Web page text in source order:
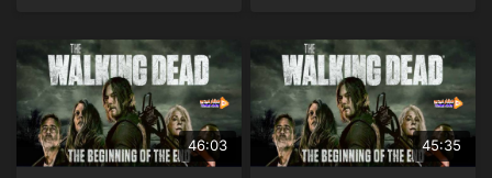
45:35
46:03